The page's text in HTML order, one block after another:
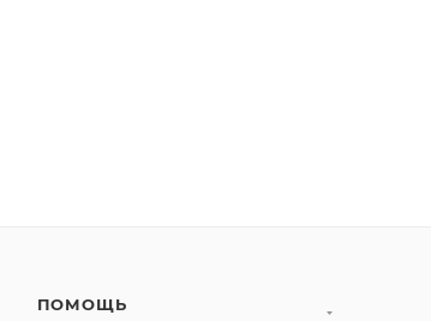
ПОМОЩЬ